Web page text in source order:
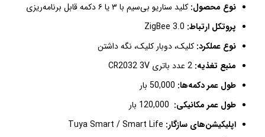
نوع محصول: کلید سناریو بی‌سیم با ۳یا۶دکمه قابل برنامه‌ریزی
پروتکل ارتباط: ZigBee 3.0
نوع عملکرد: کلیک، دوبار کلیک، نگه داشتن
منبع تغذیه: 2 عدد باتری CR2032 3V
طول عمر دکمه‌ها: 50,000 بار
طول عمر مکانیکی: 120,000 بار
اپلیکیشن‌های سازگار: Tuya Smart / Smart Life